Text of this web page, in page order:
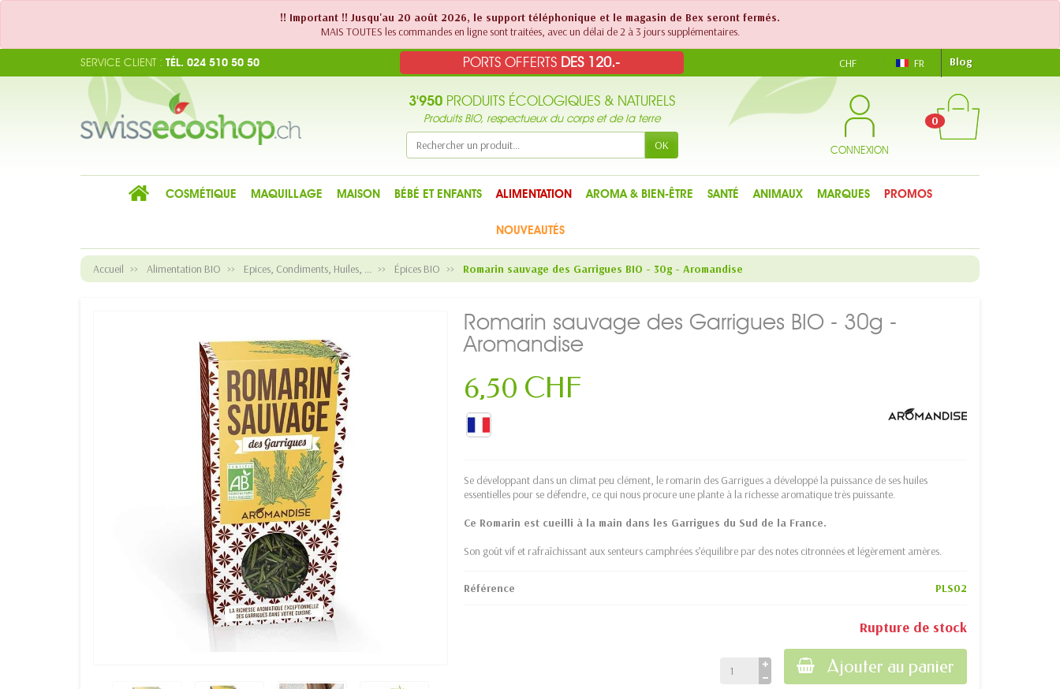
!! Important !! Jusqu'au 20 août 2026, le support téléphonique et le magasin de Bex seront fermés.
MAIS TOUTES les commandes en ligne sont traitées, avec un délai de 2 à 3 jours supplémentaires.
PORTS OFFERTS DES 120.-
SERVICE CLIENT : TÉL. 024 510 50 50 CHF FR Blog
3'950 PRODUITS ÉCOLOGIQUES & NATURELS
Produits BIO, respectueux du corps et de la terre
OK CONNEXION
0
COSMÉTIQUE MAQUILLAGE MAISON BÉBÉ ET ENFANTS ALIMENTATION AROMA & BIEN-ÊTRE SANTÉ ANIMAUX MARQUES PROMOS
NOUVEAUTÉS
Accueil Alimentation BIO Epices, Condiments, Huiles, ... Épices BIO Romarin sauvage des Garrigues BIO - 30g - Aromandise
Romarin sauvage des Garrigues BIO - 30g -
Aromandise
6,50 CHF
Se développant dans un climat peu clément, le romarin des Garrigues a développé la puissance de ses huiles
essentielles pour se défendre, ce qui nous procure une plante à la richesse aromatique très puissante.
Ce Romarin est cueilli à la main dans les Garrigues du Sud de la France.
Son goût vif et rafraîchissant aux senteurs camphrées s’équilibre par des notes citronnées et légèrement amères.
Référence PLS02
Rupture de stock
Ajouter au panier